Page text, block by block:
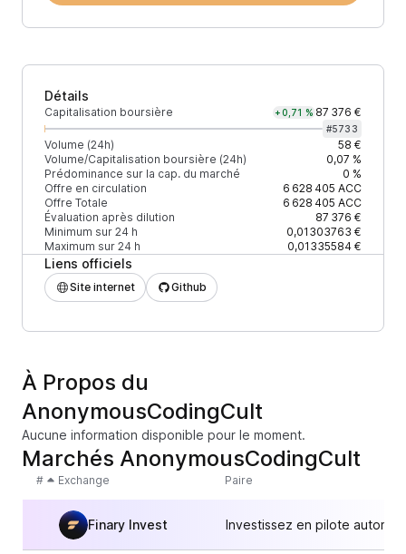
Détails
Capitalisation boursière +0,71 % 87 376 €
#5733
Volume (24h)
58 €
Volume/Capitalisation boursière (24h)
0,07 %
Prédominance sur la cap. du marché
0 %
Offre en circulation
6 628 405 ACC
Offre Totale
6 628 405 ACC
Évaluation après dilution
87 376 €
Minimum sur 24 h
0,01303763 €
Maximum sur 24 h
0,01335584 €
Liens officiels
Site internet Github
À Propos du
AnonymousCodingCult
Aucune information disponible pour le moment.
Marchés AnonymousCodingCult
# Exchange Paire
Finary Invest Investissez en pilote